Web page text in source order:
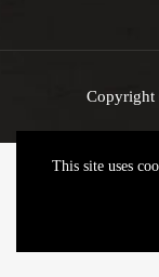
Copyright
This site uses